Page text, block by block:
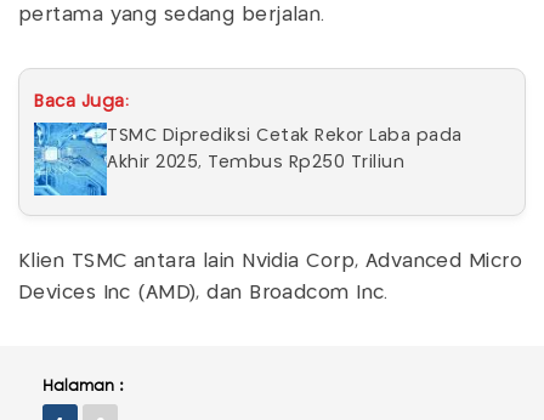
pertama yang sedang berjalan.
Baca Juga:
TSMC Diprediksi Cetak Rekor Laba pada
Akhir 2025, Tembus Rp250 Triliun
Klien TSMC antara lain Nvidia Corp, Advanced Micro
Devices Inc (AMD), dan Broadcom Inc.
Halaman :